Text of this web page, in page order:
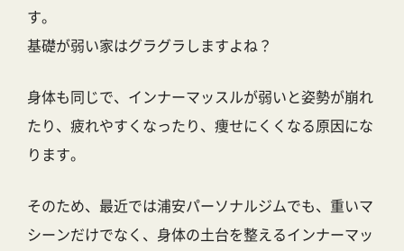
す。
基礎が弱い家はグラグラしますよね？
身体も同じで、インナーマッスルが弱いと姿勢が崩れ
たり、疲れやすくなったり、痩せにくくなる原因にな
ります。
そのため、最近では浦安パーソナルジムでも、重いマ
シーンだけでなく、身体の土台を整えるインナーマッ